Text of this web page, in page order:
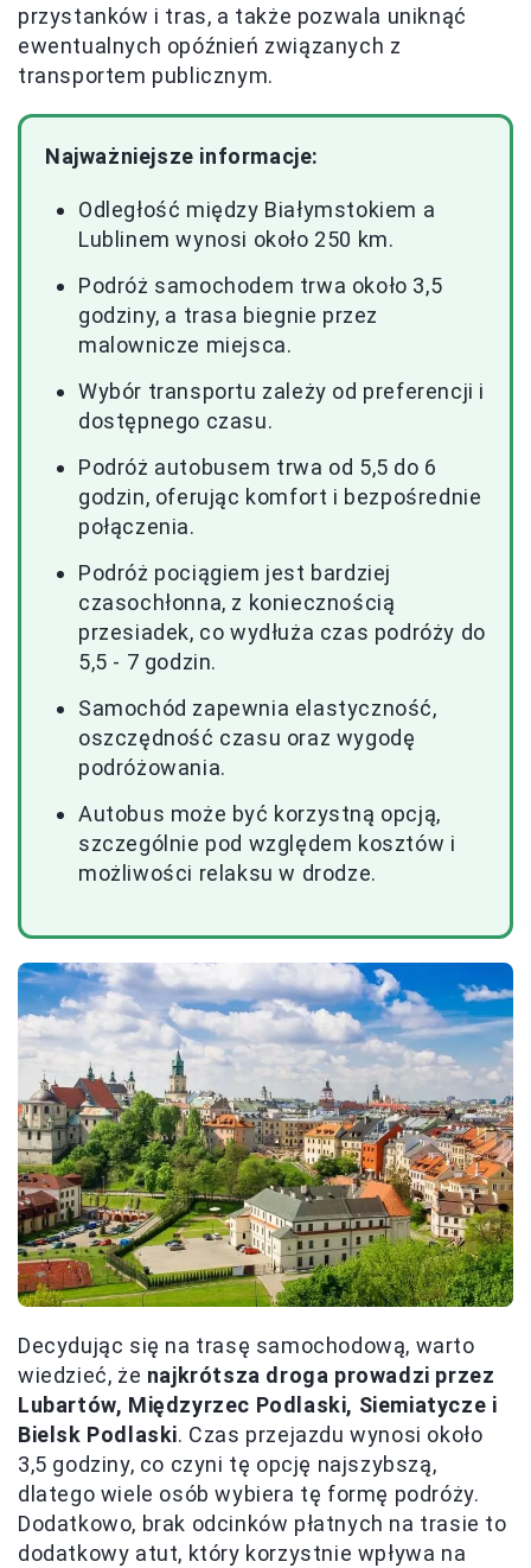
przystanków i tras, a także pozwala uniknąć
ewentualnych opóźnień związanych z
transportem publicznym.
Najważniejsze informacje:
Odległość między Białymstokiem a
Lublinem wynosi około 250 km.
Podróż samochodem trwa około 3,5
godziny, a trasa biegnie przez
malownicze miejsca.
Wybór transportu zależy od preferencji i
dostępnego czasu.
Podróż autobusem trwa od 5,5 do 6
godzin, oferując komfort i bezpośrednie
połączenia.
Podróż pociągiem jest bardziej
czasochłonna, z koniecznością
przesiadek, co wydłuża czas podróży do
5,5 - 7 godzin.
Samochód zapewnia elastyczność,
oszczędność czasu oraz wygodę
podróżowania.
Autobus może być korzystną opcją,
szczególnie pod względem kosztów i
możliwości relaksu w drodze.
Decydując się na trasę samochodową, warto
wiedzieć, że najkrótsza droga prowadzi przez
Lubartów, Międzyrzec Podlaski, Siemiatycze i
Bielsk Podlaski. Czas przejazdu wynosi około
3,5 godziny, co czyni tę opcję najszybszą,
dlatego wiele osób wybiera tę formę podróży.
Dodatkowo, brak odcinków płatnych na trasie to
dodatkowy atut, który korzystnie wpływa na